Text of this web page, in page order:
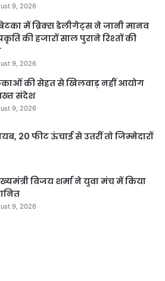
9, 2026
में ब्रिक्स डेलीगेट्स ने जानी मानव
की हजारों साल पुराने रिश्तों की
9, 2026
की सेहत से खिलवाड़ नहीं आयोग
संदेश
9, 2026
20 फीट ऊंचाई से उतरीं तो जिम्मेदारों
विजय शर्मा ने युवा मंच में किया
9, 2026